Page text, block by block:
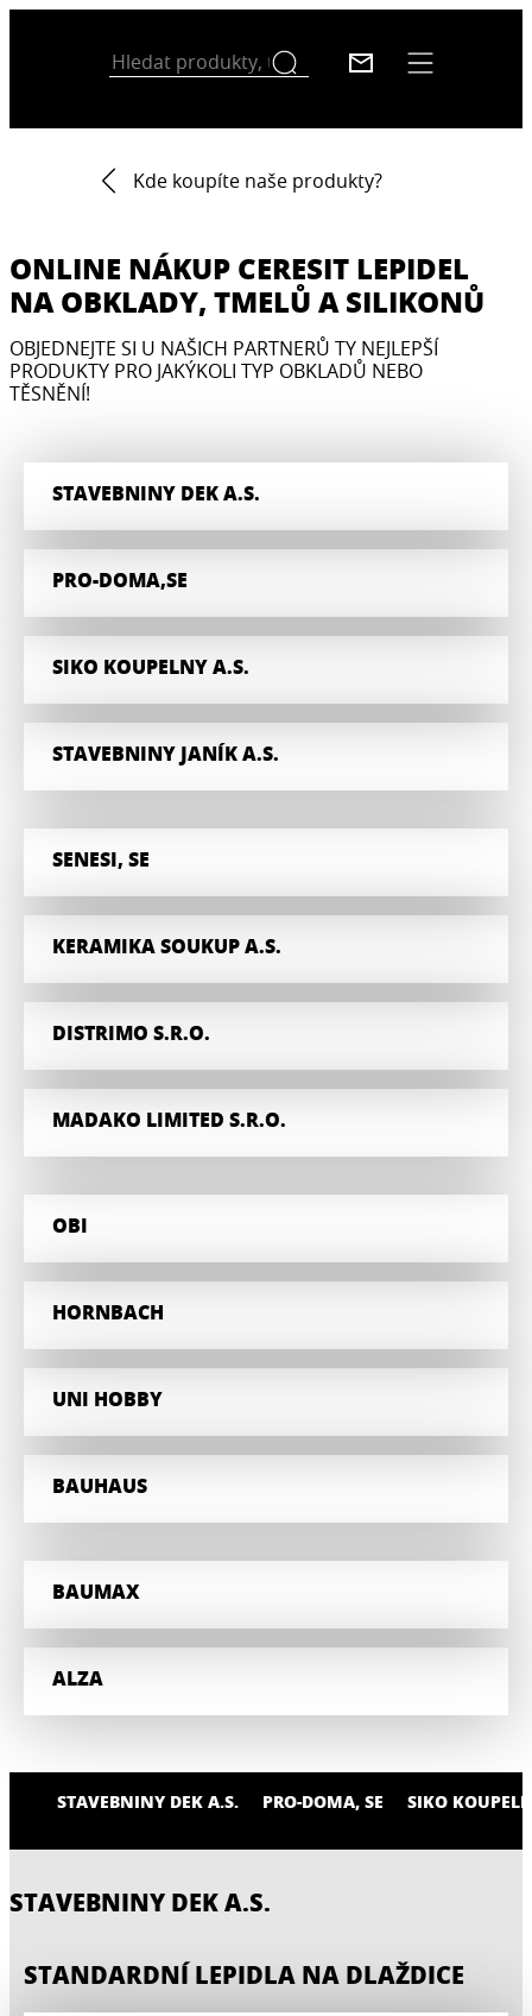
Kde koupíte naše produkty?
ONLINE NÁKUP CERESIT LEPIDEL
NA OBKLADY, TMELŮ A SILIKONŮ
OBJEDNEJTE SI U NAŠICH PARTNERŮ TY NEJLEPŠÍ
PRODUKTY PRO JAKÝKOLI TYP OBKLADŮ NEBO
TĚSNĚNÍ!
STAVEBNINY DEK A.S.
PRO-DOMA,SE
SIKO KOUPELNY A.S.
STAVEBNINY JANÍK A.S.
SENESI, SE
KERAMIKA SOUKUP A.S.
DISTRIMO S.R.O.
MADAKO LIMITED S.R.O.
OBI
HORNBACH
UNI HOBBY
BAUHAUS
BAUMAX
ALZA
STAVEBNINY DEK A.S. PRO-DOMA, SE SIKO
STAVEBNINY DEK A.S.
STANDARDNÍ LEPIDLA NA DLAŽDICE